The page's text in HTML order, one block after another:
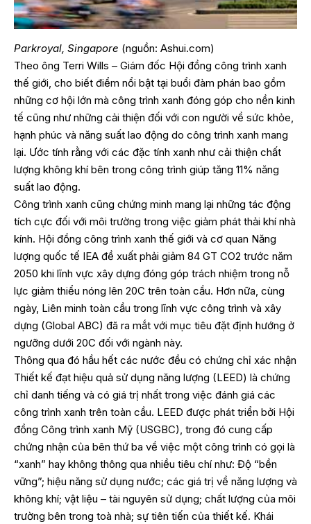
Parkroyal, Singapore (nguồn: Ashui.com)
Theo ông Terri Wills – Giám đốc Hội đồng công trình xanh
thế giới, cho biết điểm nổi bật tại buổi đàm phán bao gồm
những cơ hội lớn mà công trình xanh đóng góp cho nền kinh
tế cũng như những cải thiện đối với con người về sức khỏe,
hạnh phúc và năng suất lao động do công trình xanh mang
lại. Ước tính rằng với các đặc tính xanh như cải thiện chất
lượng không khí bên trong công trình giúp tăng 11% năng
suất lao động.
Công trình xanh cũng chứng minh mang lại những tác động
tích cực đối với môi trường trong việc giảm phát thải khí nhà
kính. Hội đồng công trình xanh thế giới và cơ quan Năng
lượng quốc tế IEA đề xuất phải giảm 84 GT CO2 trước năm
2050 khi lĩnh vực xây dựng đóng góp trách nhiệm trong nỗ
lực giảm thiểu nóng lên 20C trên toàn cầu. Hơn nữa, cùng
ngày, Liên minh toàn cầu trong lĩnh vực công trình và xây
dựng (Global ABC) đã ra mắt với mục tiêu đặt định hướng ở
ngưỡng dưới 20C đối với ngành này.
Thông qua đó hầu hết các nước đều có chứng chỉ xác nhận
Thiết kế đạt hiệu quả sử dụng năng lượng (LEED) là chứng
chỉ danh tiếng và có giá trị nhất trong việc đánh giá các
công trình xanh trên toàn cầu. LEED được phát triển bởi Hội
đồng Công trình xanh Mỹ (USGBC), trong đó cung cấp
chứng nhận của bên thứ ba về việc một công trình có gọi là
“xanh” hay không thông qua nhiều tiêu chí như: Độ “bền
vững”; hiệu năng sử dụng nước; các giá trị về năng lượng và
không khí; vật liệu – tài nguyên sử dụng; chất lượng của môi
trường bên trong toà nhà; sự tiên tiến của thiết kế. Khái